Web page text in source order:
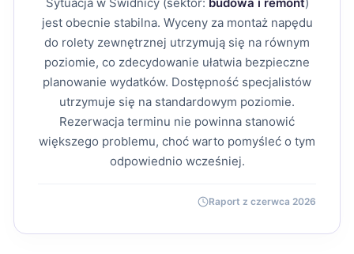
jest obecnie stabilna. Wyceny za montaż napędu
do rolety zewnętrznej utrzymują się na równym
poziomie, co zdecydowanie ułatwia bezpieczne
planowanie wydatków. Dostępność specjalistów
utrzymuje się na standardowym poziomie.
Rezerwacja terminu nie powinna stanowić
większego problemu, choć warto pomyśleć o tym
odpowiednio wcześniej.
Raport z czerwca 2026